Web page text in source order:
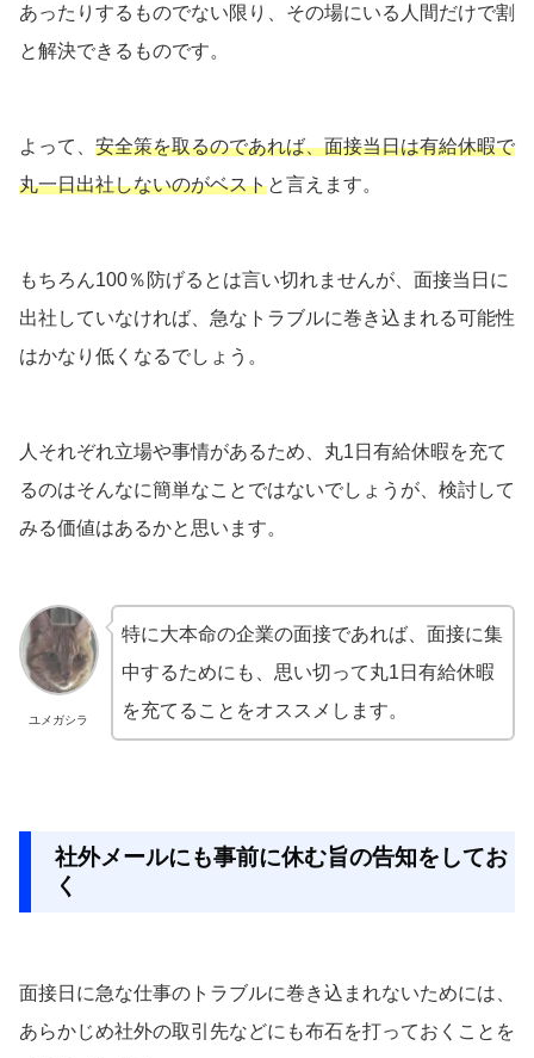
あったりするものでない限り、その場にいる人間だけで割
と解決できるものです。
よって、 安全策を取るのであれば、面接当日は有給休暇で
丸一日出社しないのがベストと言えます。
もちろん100％防げるとは言い切れませんが、面接当日に
出社していなければ、急なトラブルに巻き込まれる可能性
はかなり低くなるでしょう。
人それぞれ立場や事情があるため、丸1日有給休暇を充て
るのはそんなに簡単なことではないでしょうが、検討して
みる価値はあるかと思います。
ユメガシラ
特に大本命の企業の面接であれば、面接に集
中するためにも、思い切って丸1日有給休暇
を充てることをオススメします。
社外メールにも事前に休む旨の告知をしてお
く
面接日に急な仕事のトラブルに巻き込まれないためには、
あらかじめ社外の取引先などにも布石を打っておくことを